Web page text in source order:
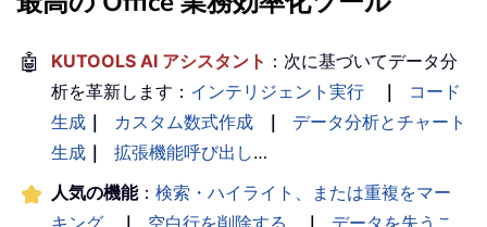
🤖 KUTOOLS AI アシスタント ：次に基づいてデータ分
析を革新します： インテリジェント実行 ｜
コード
生成 ｜ カスタム数式作成 ｜
データ分析とチャート
生成 ｜ 拡張機能呼び出し…
人気の機能： 検索・ハイライト、または重複をマー